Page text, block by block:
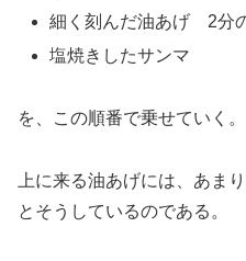
細く刻んだ油あげ 2分
塩焼きしたサンマ
を、この順番で乗せていく。
上に来る油あげには、あま
とそうしているのである。